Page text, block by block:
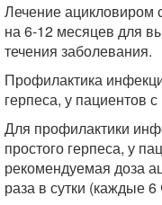
Лечение ацикловиром
на 6-12 месяцев для
течения заболевания.
Профилактика
герпеса, у пациентов
Для профилактики
простого герпеса, у
рекомендуемая доза
раза в сутки (каждые 6